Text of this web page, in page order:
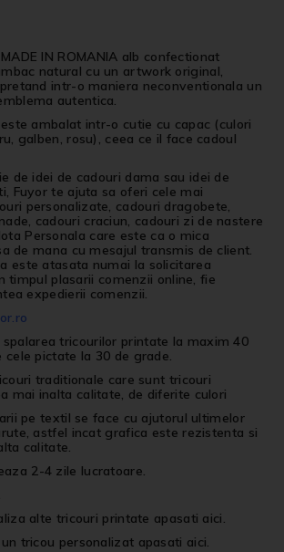
IN ROMANIA alb confectionat
natural cu un artwork original,
intr-o maniera neconventionala un
autentica.
ambalat intr-o cutie cu capac (culori
galben, rosu), ceea ce il face cadoul
de idei de cadouri dama sau idei de
Fuyor te ajuta sa oferi cele mai
personalizate, cadouri dragobete,
cadouri craciun, cadouri zi de nastere
Personala care este ca o mica
de mana cu mesajul transmis de client.
este atasata numai la solicitarea
timpul plasarii comenzii online, fie
expedierii comenzii.
spalarea tricourilor printate la maxim 40
cele pictate la 30 de grade.
traditionale care sunt tricouri
mai inalta calitate, de diferite culori
pe textil se face cu ajutorul ultimelor
astfel incat grafica este rezistenta si
calitate.
2-4 zile lucratoare.
alte tricouri printate apasati aici.
tricou personalizat apasati aici.